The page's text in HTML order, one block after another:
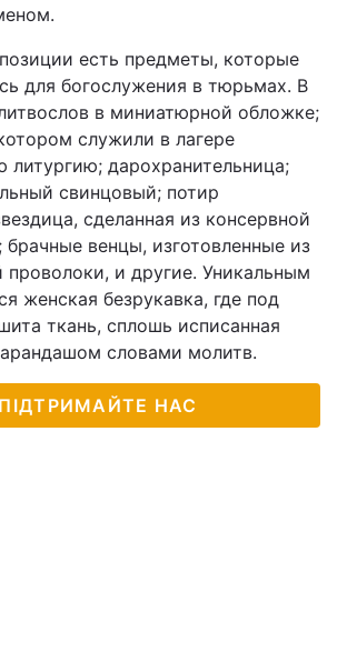
есть предметы, которые
для богослужения в тюрьмах. В
в миниатюрной обложке;
служили в лагере
литургию; дарохранительница;
свинцовый; потир
сделанная из консервной
брачные венцы, изготовленные из
проволоки, и другие. Уникальным
женская безрукавка, где под
ткань, сплошь исписанная
словами молитв.
ПІДТРИМАЙТЕ НАС